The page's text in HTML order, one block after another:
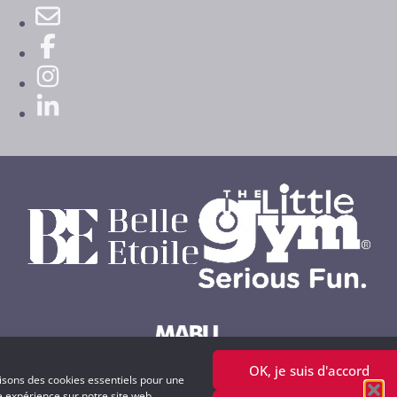
des cookies essentiels pour une
OK, je suis d'accord
Powered by MABU Concepts S.A.